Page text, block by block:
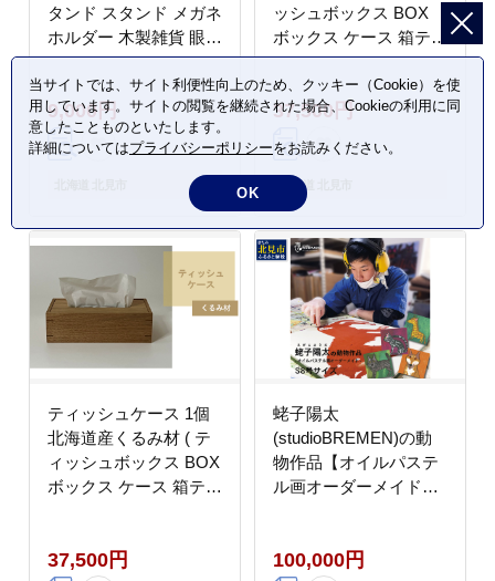
タンド スタンド メガネ
ホルダー 木製雑貨 眼鏡
メガネ )【200-0015】
9,000円
ッシュボックス BOX
ボックス ケース 箱ティ
ッシュ 木製 雑貨 )
【200-0029】
37,500円
北海道 北見市
ティッシュケース 1個
北海道産くるみ材 ( テ
ィッシュボックス BOX
ボックス ケース 箱ティ
37,500円
蛯子陽太
(studioBREMEN)の動
物作品【オイルパステ
ル画オーダーメイド】
【202-0005】
100,000円
当サイトでは、サイト利便性向上のため、クッキー（Cookie）を使
用しています。サイトの閲覧を継続された場合、Cookieの利用に同
意したことものといたします。
詳細についてはプライバシーポリシーをお読みください。
OK